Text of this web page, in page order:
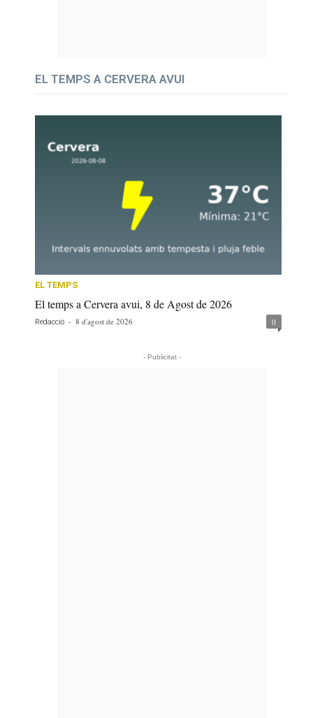
EL TEMPS A CERVERA AVUI
EL TEMPS
El temps a Cervera avui, 8 de Agost de 2026
Redacció - 8 d'agost de 2026 0
- Publicitat -